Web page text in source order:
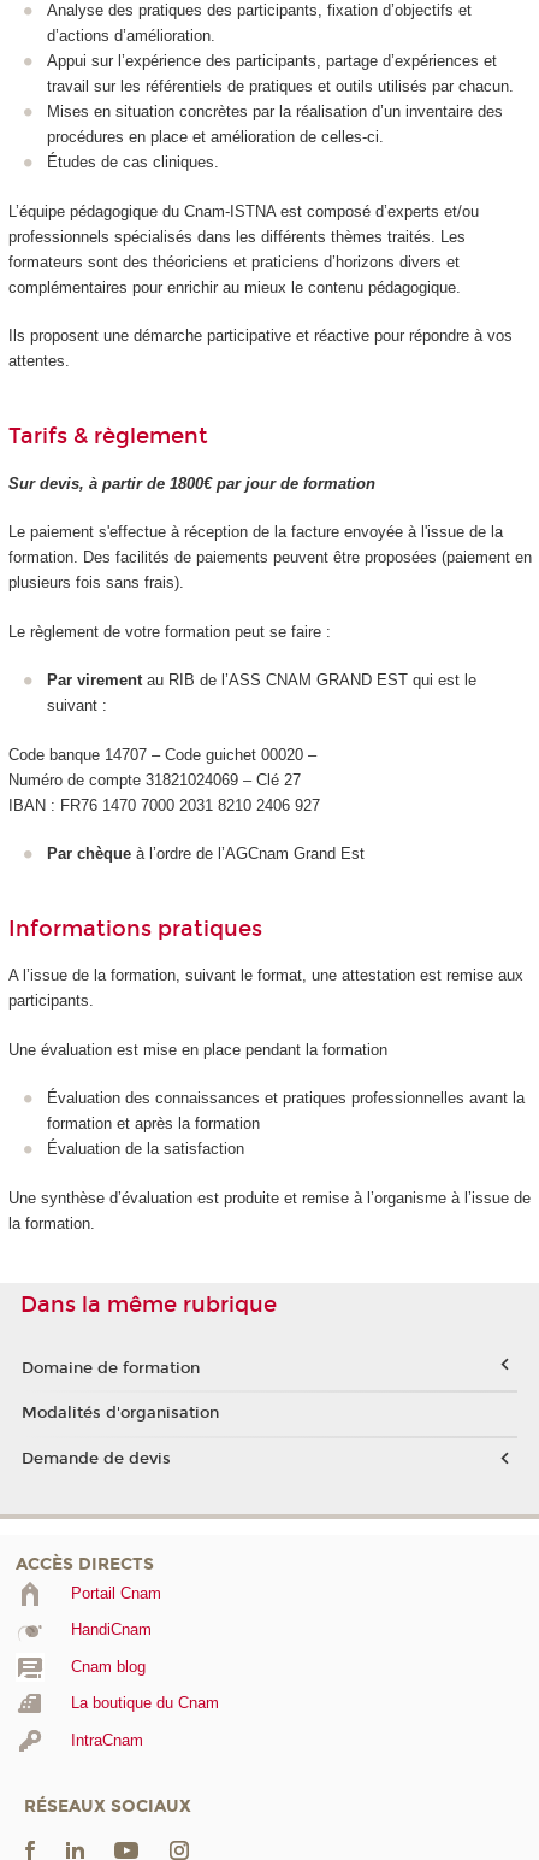
Analyse des pratiques des participants, fixation d’objectifs et
d’actions d’amélioration.
Appui sur l’expérience des participants, partage d’expériences et
travail sur les référentiels de pratiques et outils utilisés par chacun.
Mises en situation concrètes par la réalisation d’un inventaire des
procédures en place et amélioration de celles-ci.
Études de cas cliniques.
L’équipe pédagogique du Cnam-ISTNA est composé d’experts et/ou
professionnels spécialisés dans les différents thèmes traités. Les
formateurs sont des théoriciens et praticiens d’horizons divers et
complémentaires pour enrichir au mieux le contenu pédagogique.
Ils proposent une démarche participative et réactive pour répondre à vos
attentes.
Tarifs & règlement
Sur devis, à partir de 1800€ par jour de formation
Le paiement s'effectue à réception de la facture envoyée à l'issue de la
formation. Des facilités de paiements peuvent être proposées (paiement en
plusieurs fois sans frais).
Le règlement de votre formation peut se faire :
Par virement au RIB de l’ASS CNAM GRAND EST qui est le
suivant :
Code banque 14707 – Code guichet 00020 –
Numéro de compte 31821024069 – Clé 27
IBAN : FR76 1470 7000 2031 8210 2406 927
Par chèque à l’ordre de l’AGCnam Grand Est
Informations pratiques
A l’issue de la formation, suivant le format, une attestation est remise aux
participants.
Une évaluation est mise en place pendant la formation
Évaluation des connaissances et pratiques professionnelles avant la
formation et après la formation
Évaluation de la satisfaction
Une synthèse d’évaluation est produite et remise à l’organisme à l’issue de
la formation.
Dans la même rubrique
Domaine de formation
Modalités d'organisation
Demande de devis
ACCÈS DIRECTS
Portail Cnam
HandiCnam
Cnam blog
La boutique du Cnam
IntraCnam
RÉSEAUX SOCIAUX